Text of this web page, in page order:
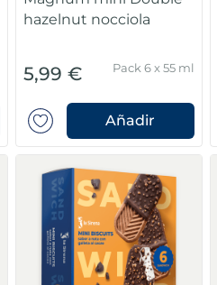
hazelnut nocciola
5,99 € Pack 6 x 55 ml
Añadir